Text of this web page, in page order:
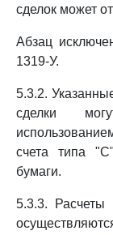
сделок может
Абзац
1319-У.
5.3.2.
сделки
счета типа
бумаги.
5.3.3.